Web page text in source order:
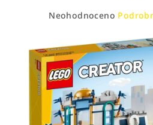
Průměrné
je
0,0
z
5
hvězdiček.
Neohodnoceno